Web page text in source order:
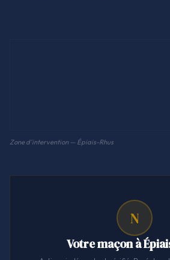
Zone d'intervention — Épiais-Rhus
N
Votre maçon à